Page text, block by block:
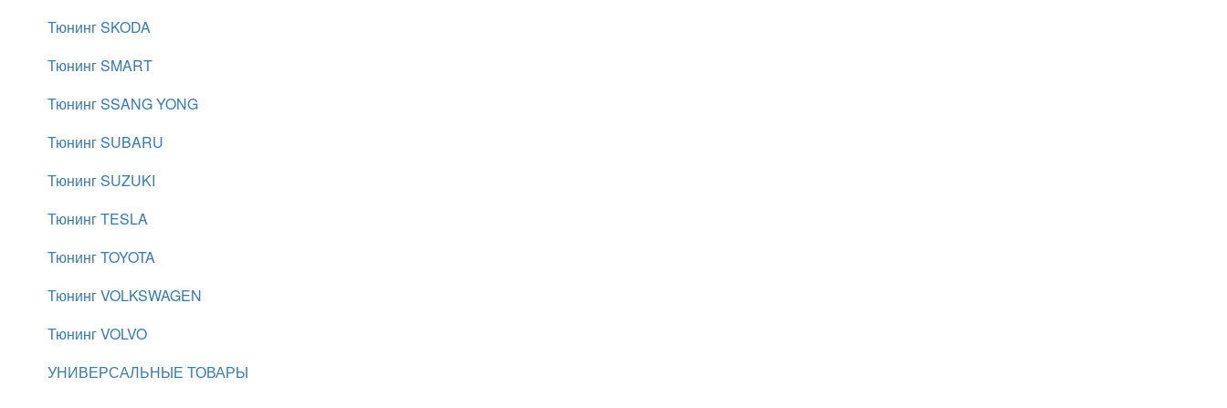
Тюнинг SKODA
Тюнинг SMART
Тюнинг SSANG YONG
Тюнинг SUBARU
Тюнинг SUZUKI
Тюнинг TESLA
Тюнинг TOYOTA
Тюнинг VOLKSWAGEN
Тюнинг VOLVO
УНИВЕРСАЛЬНЫЕ ТОВАРЫ